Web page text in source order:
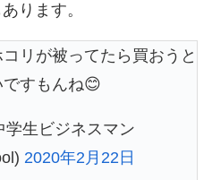
ります。
リが被ってたら買おうと
すもんね😊
生ビジネスマン
2020年2月22日